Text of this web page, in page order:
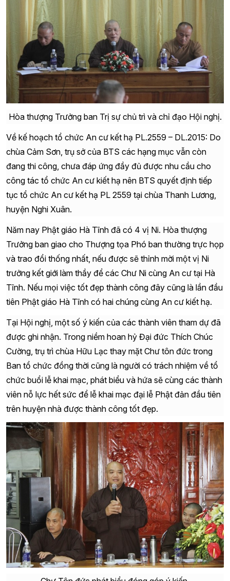
Hòa thượng Trưởng ban Trị sự chủ trì và chỉ đạo Hội nghị.
Về kế hoạch tổ chức An cư kết hạ PL.2559 – DL.2015: Do
chùa Cảm Sơn, trụ sở của BTS các hạng mục vẫn còn
đang thi công, chưa đáp ứng đầy đủ được nhu cầu cho
công tác tổ chức An cư kiết hạ nên BTS quyết định tiếp
tục tổ chức An cư kết hạ PL 2559 tại chùa Thanh Lương,
huyện Nghi Xuân.
Năm nay Phật giáo Hà Tĩnh đã có 4 vị Ni. Hòa thượng
Trưởng ban giao cho Thượng tọa Phó ban thường trực họp
và trao đổi thống nhất, nếu được sẽ thỉnh mời một vị Ni
trưởng kết giới làm thầy để các Chư Ni cùng An cư tại Hà
Tĩnh. Nếu mọi việc tốt đẹp thành công đây cũng là lần đầu
tiên Phật giáo Hà Tĩnh có hai chúng cùng An cư kiết hạ.
Tại Hội nghị, một số ý kiến của các thành viên tham dự đã
được ghi nhận. Trong niềm hoan hỷ Đại đức Thích Chúc
Cường, trụ trì chùa Hữu Lạc thay mặt Chư tôn đức trong
Ban tổ chức đồng thời cũng là người có trách nhiệm về tổ
chức buổi lễ khai mạc, phát biểu và hứa sẽ cùng các thành
viên nỗ lực hết sức để lễ khai mạc đại lễ Phật đản đầu tiên
trên huyện nhà được thành công tốt đẹp.